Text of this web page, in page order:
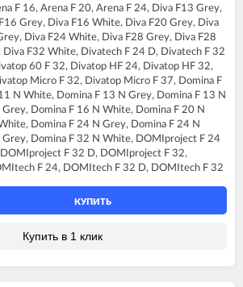
DIVAtop micro LN F32
DIVAtop ST C24
DIVAtop ST C32
DIVAtop ST F24
DIVAtop ST F32
DOMIcompact C24
DOMIcompact C30
DOMIcompact C30 D
DOMIcompact F24
DOMIcompact F24 B
DOMIcompact F24 D
DOMIcompact F30
DOMINA C20 N
DIVA F32
DIVA F37
DIVA HF24
DIVA HF32
DIVAproject F24
DIVAtech D F24
DIVAtech D F32
DIVAtech D F37
DIVAtech D HF24
DIVAtech D HF32
DIVAtech F24 D
DIVAtech F32 D
DIVAtop 60 F24
DIVAtop 60 F32
DIVAtop F24
DIVAtop F32
DIVAtop F37
F 16, Arena F 20, Arena F 24, Diva F13 Grey,
Grey, Diva F16 White, Diva F20 Grey, Diva
Diva F24 White, Diva F28 Grey, Diva F28
F32 White, Divatech F 24 D, Divatech F 32
60 F 32, Divatop HF 24, Divatop HF 32,
Micro F 32, Divatop Micro F 37, Domina F
N White, Domina F 13 N Grey, Domina F 13 N
Domina F 16 N White, Domina F 20 N
Domina F 24 N Grey, Domina F 24 N
Domina F 32 N White, DOMIproject F 24
F 32 D, DOMIproject F 32,
F 24, DOMItech F 32 D, DOMItech F 32
КУПИТЬ
Купить в 1 клик